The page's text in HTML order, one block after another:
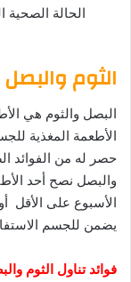
الحالة الصحية
الثوم والبصل
البصل والثوم هي
الأطعمة المغذية
حصر له من الفوائد
والبصل نصح أحد
الأسبوع على
يضمن للجسم
فوائد تناول الثوم